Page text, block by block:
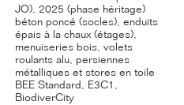
JO), 2025 (phase héritage)
béton poncé (socles), enduits
épais à la chaux (étages),
menuiseries bois, volets
roulants alu, persiennes
métalliques et stores en toile
BEE Standard, E3C1,
BiodiverCity